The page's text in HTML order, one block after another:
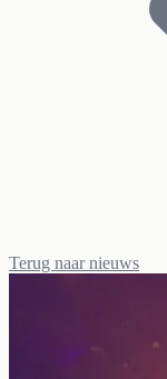
Terug naar nieuws